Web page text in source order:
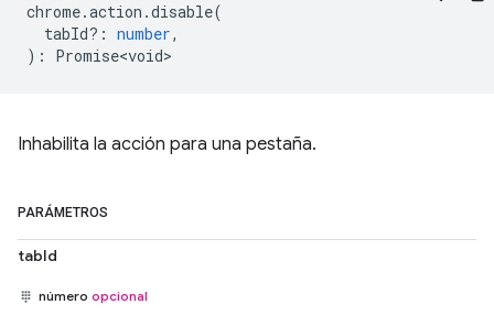
chrome.action .disable(
tabId? : number,
) : Promise<void>
Inhabilita la acción para una pestaña.
PARÁMETROS
tabId
número opcional